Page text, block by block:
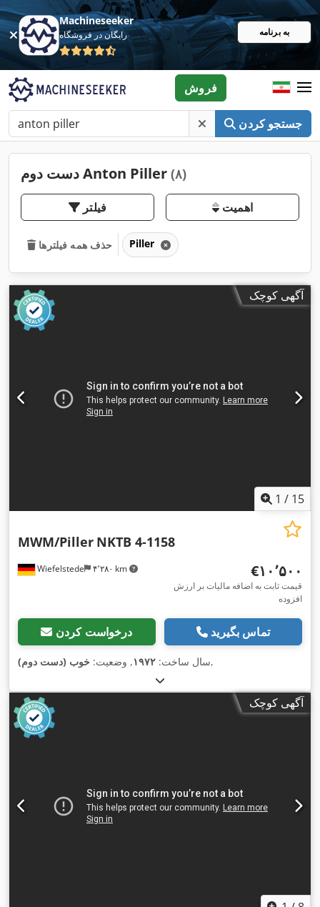
Machineseeker
رایگان در فروشگاه به برنامه
جستجو کردن
فروش
دست دوم Anton Piller (۸)
فیلتر اهمیت
حذف همه فیلترها Piller
آگهی کوچک
1 / 15
Wiefelstede ۴٬۲۸۰ km
MWM/Piller NKTB 4-1158
‎€۱۰٬۵۰۰
قیمت ثابت به اضافه مالیات بر ارزش
افزوده
درخواست کردن تماس بگیرید
سال ساخت: ۱۹۷۲, وضعیت: خوب (دست دوم) ,
آگهی کوچک